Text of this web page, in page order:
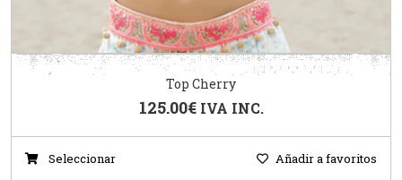
Top Cherry
125.00€ IVA INC.
Seleccionar Añadir a favoritos